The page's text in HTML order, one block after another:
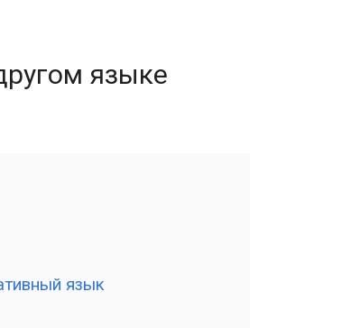
языке
язык